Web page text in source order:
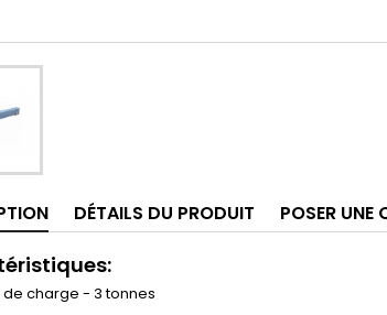
DÉTAILS DU PRODUIT POSER UNE
charge - 3 tonnes